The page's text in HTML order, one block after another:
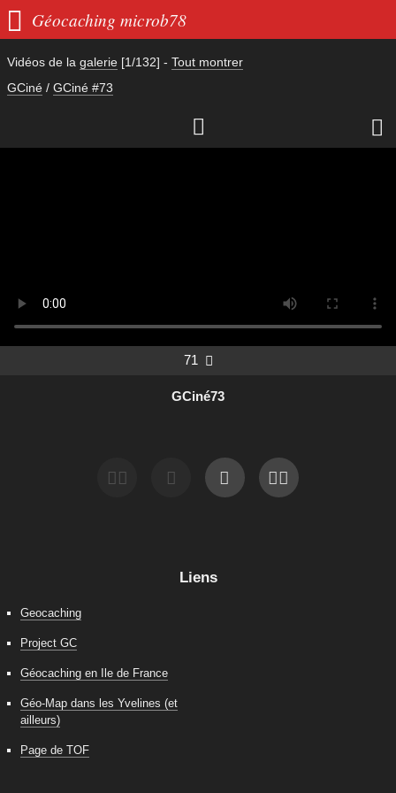
 Géocaching microb78
Vidéos de la galerie [1/132] - Tout montrer
GCiné / GCiné #73
 
71 
GCiné73
Liens
Geocaching
Project GC
Géocaching en Ile de France
Géo-Map dans les Yvelines (et
ailleurs)
Page de TOF